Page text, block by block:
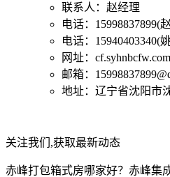
联系人：赵经理
电话：15998837899(
电话：15940403340(
网址：cf.syhnbcfw.com
邮箱：
地址：辽宁省沈阳市
关注我们,获取最新动态
赤峰打包箱式房哪家好？赤峰集